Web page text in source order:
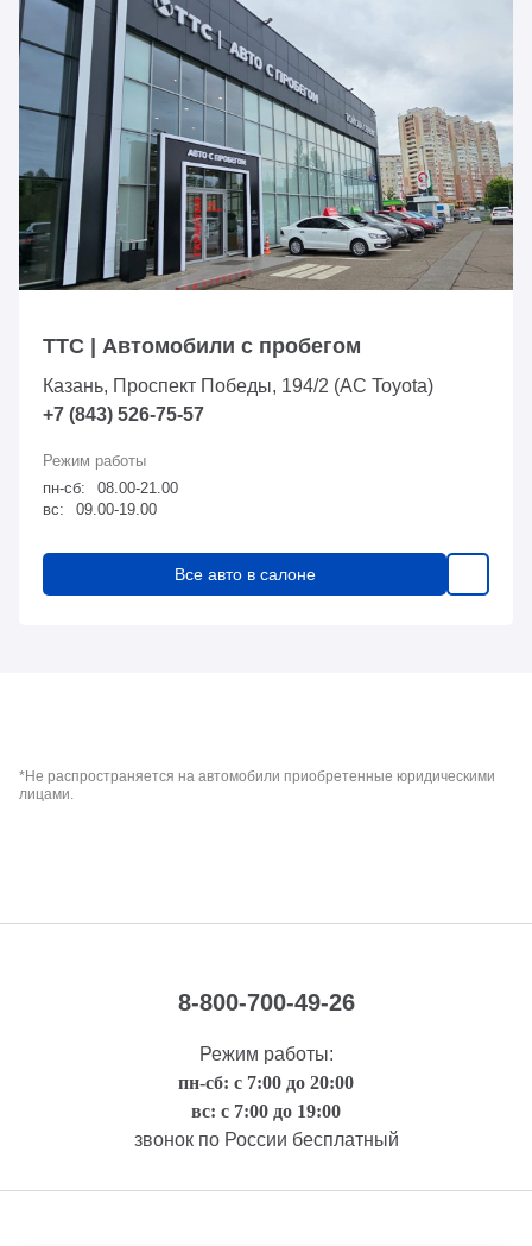
ТТС | Автомобили с пробегом
Казань, Проспект Победы, 194/2 (АС Toyota)
+7 (843) 526-75-57
пн-сб:
08.00-21.00
вс:
09.00-19.00
Все авто в салоне
*Не распространяется на автомобили приобретенные юридическими
лицами.
8-800-700-49-26
Режим работы:
пн-сб: с 7:00 до 20:00
вс: с 7:00 до 19:00
звонок по России бесплатный